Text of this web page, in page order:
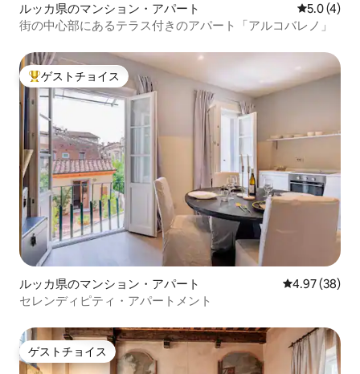
ルッカ県のマンション・アパート レビュー4
5.0 (4)
街の中心部にあるテラス付きのアパート「アルコバレノ」
大好評のゲストチョイスです。
ゲストチョイス
ルッカ県のマンション・アパート レビュー38
4.97 (38)
セレンディピティ・アパートメント
ゲストチョイス
ゲストチョイス